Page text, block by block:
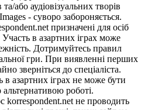
або аудіовізуальних творів
- суворо забороняється.
призначені для осіб
в азартних іграх може
Дотримуйтесь правил
гри. При виявленні перших
зверніться до спеціаліста.
азартних іграх не може бути
роботі.
korrespondent.net не проводить